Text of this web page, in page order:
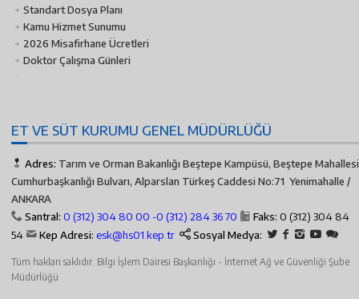
Standart Dosya Planı
Kamu Hizmet Sunumu
2026 Misafirhane Ücretleri
Doktor Çalışma Günleri
ET VE SÜT KURUMU GENEL MÜDÜRLÜĞÜ
Adres: Tarım ve Orman Bakanlığı Beştepe Kampüsü, Beştepe
Cumhurbaşkanlığı Bulvarı, Alparslan Türkeş Caddesi No:71 Yenimahalle /
ANKARA
Santral: 0 (312) 304 80 00 -0 (312) 284 36 70 Faks: 0 (312) 304 84
54
Kep Adresi: esk@hs01.kep.tr Sosyal Medya:
Tüm hakları saklıdır. Bilgi İşlem Dairesi Başkanlığı - İnternet Ağ ve Güvenliği Şube
Müdürlüğü